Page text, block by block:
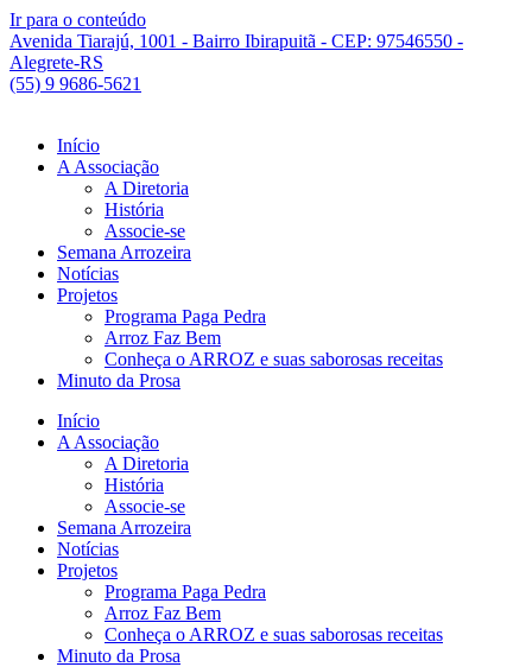
Ir para o conteúdo
Avenida Tiarajú, 1001 - Bairro Ibirapuitã - CEP: 97546550 -
Alegrete-RS
(55) 9 9686-5621
Início
A Associação
A Diretoria
História
Associe-se
Semana Arrozeira
Notícias
Projetos
Programa Paga Pedra
Arroz Faz Bem
Conheça o ARROZ e suas saborosas receitas
Minuto da Prosa
Início
A Associação
A Diretoria
História
Associe-se
Semana Arrozeira
Notícias
Projetos
Programa Paga Pedra
Arroz Faz Bem
Conheça o ARROZ e suas saborosas receitas
Minuto da Prosa